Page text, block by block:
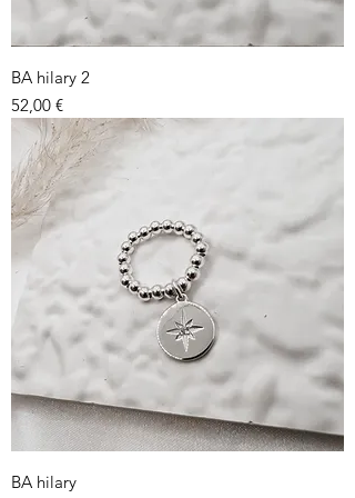
BA hilary 2
Prix
52,00 €
BA hilary